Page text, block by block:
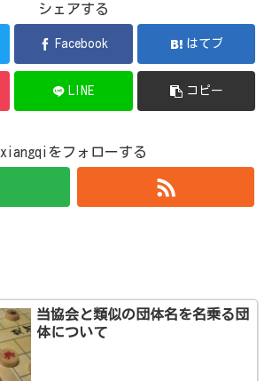
シェアする
Facebook はてブ
LINE コピー
xiangqiをフォローする
当協会と類似の団体名を名乗る団
体について